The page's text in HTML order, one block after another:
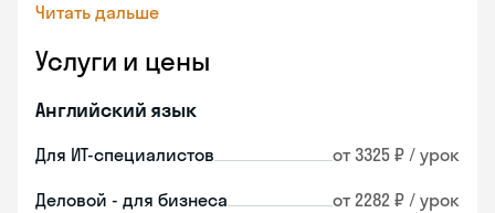
Читать дальше
Услуги и цены
Английский язык
Для ИТ-специалистов от 3325 ₽ / урок
Деловой - для бизнеса от 2282 ₽ / урок